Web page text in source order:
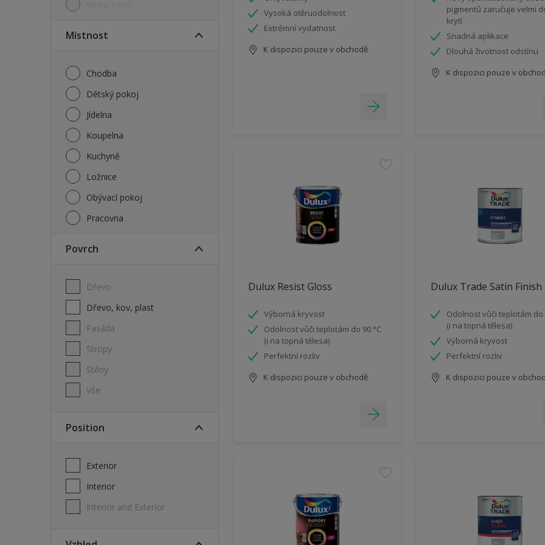
Místnost
Chodba
Dětský pokoj
Jídelna
Koupelna
Kuchyně
Ložnice
Obývací pokoj
Pracovna
Povrch
Dřevo
Dřevo, kov, plast
Fasáda
Stropy
Stěny
Vše
Position
Exterior
Interior
Interior and Exterior
Vysoká otěruodolnost
Extrémní vydatnost
K dispozici pouze v obchodě
pigmentů zaručuje velmi
krytí
Snadná aplikace
Dlouhá životnost odstínu
K dispozici pouze v
Dulux Resist Gloss
Výborná kryvost
Odolnost vůči teplotám do 90 °C
(i na topná tělesa)
Perfektní rozliv
K dispozici pouze v obchodě
Dulux Trade Satin Finish
Odolnost vůči teplotám do
(i na topná tělesa)
Výborná kryvost
Perfektní rozliv
K dispozici pouze v